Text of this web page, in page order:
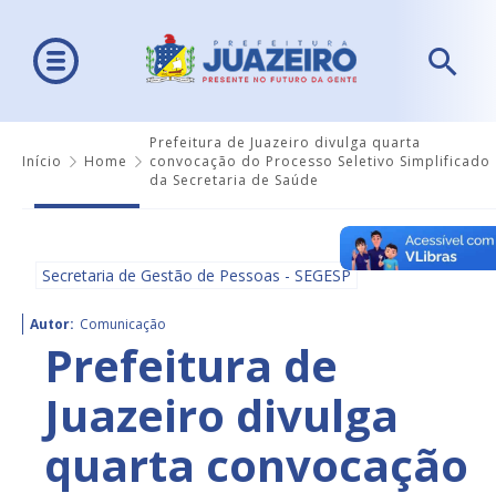
Início Home
Prefeitura de Juazeiro divulga quarta
convocação do Processo Seletivo Simplificado
da Secretaria de Saúde
Secretaria de Gestão de Pessoas - SEGESP
Autor: Comunicação
Prefeitura de
Juazeiro divulga
quarta convocação